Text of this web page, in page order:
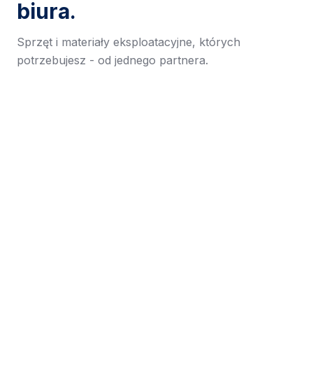
biura.
Sprzęt i materiały eksploatacyjne, których
potrzebujesz - od jednego partnera.